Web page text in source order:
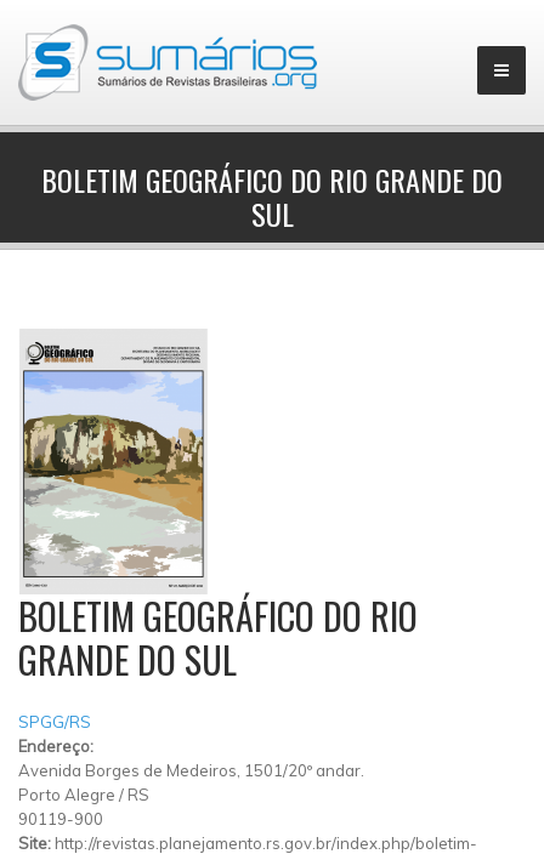
BOLETIM GEOGRÁFICO DO RIO GRANDE DO
SUL
BOLETIM GEOGRÁFICO DO RIO
GRANDE DO SUL
SPGG/RS
Endereço:
Avenida Borges de Medeiros, 1501/20º andar.
Porto Alegre / RS
90119-900
Site: http://revistas.planejamento.rs.gov.br/index.php/boletim-